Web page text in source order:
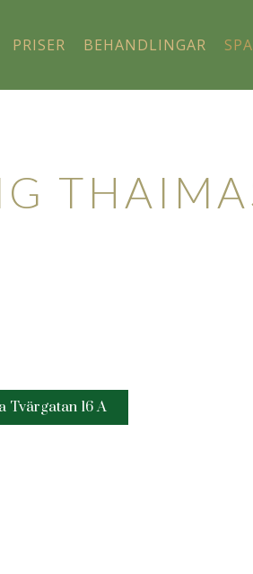
PRISER BEHANDLINGAR SPA
Tvärgatan 16 A